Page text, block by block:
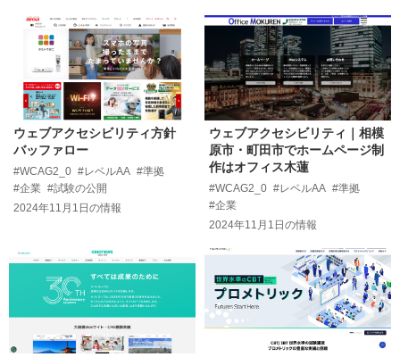
ウェブアクセシビリティ方針
バッファロー
#WCAG2_0 #レベルAA #準拠
#企業 #試験の公開
2024年11月1日 の情報
ウェブアクセシビリティ｜相模
原市・町田市でホームページ制
作はオフィス木蓮
#WCAG2_0 #レベルAA #準拠
#企業
2024年11月1日 の情報